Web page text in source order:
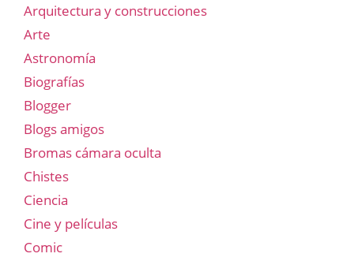
Arquitectura y construcciones
Arte
Astronomía
Biografías
Blogger
Blogs amigos
Bromas cámara oculta
Chistes
Ciencia
Cine y películas
Comic